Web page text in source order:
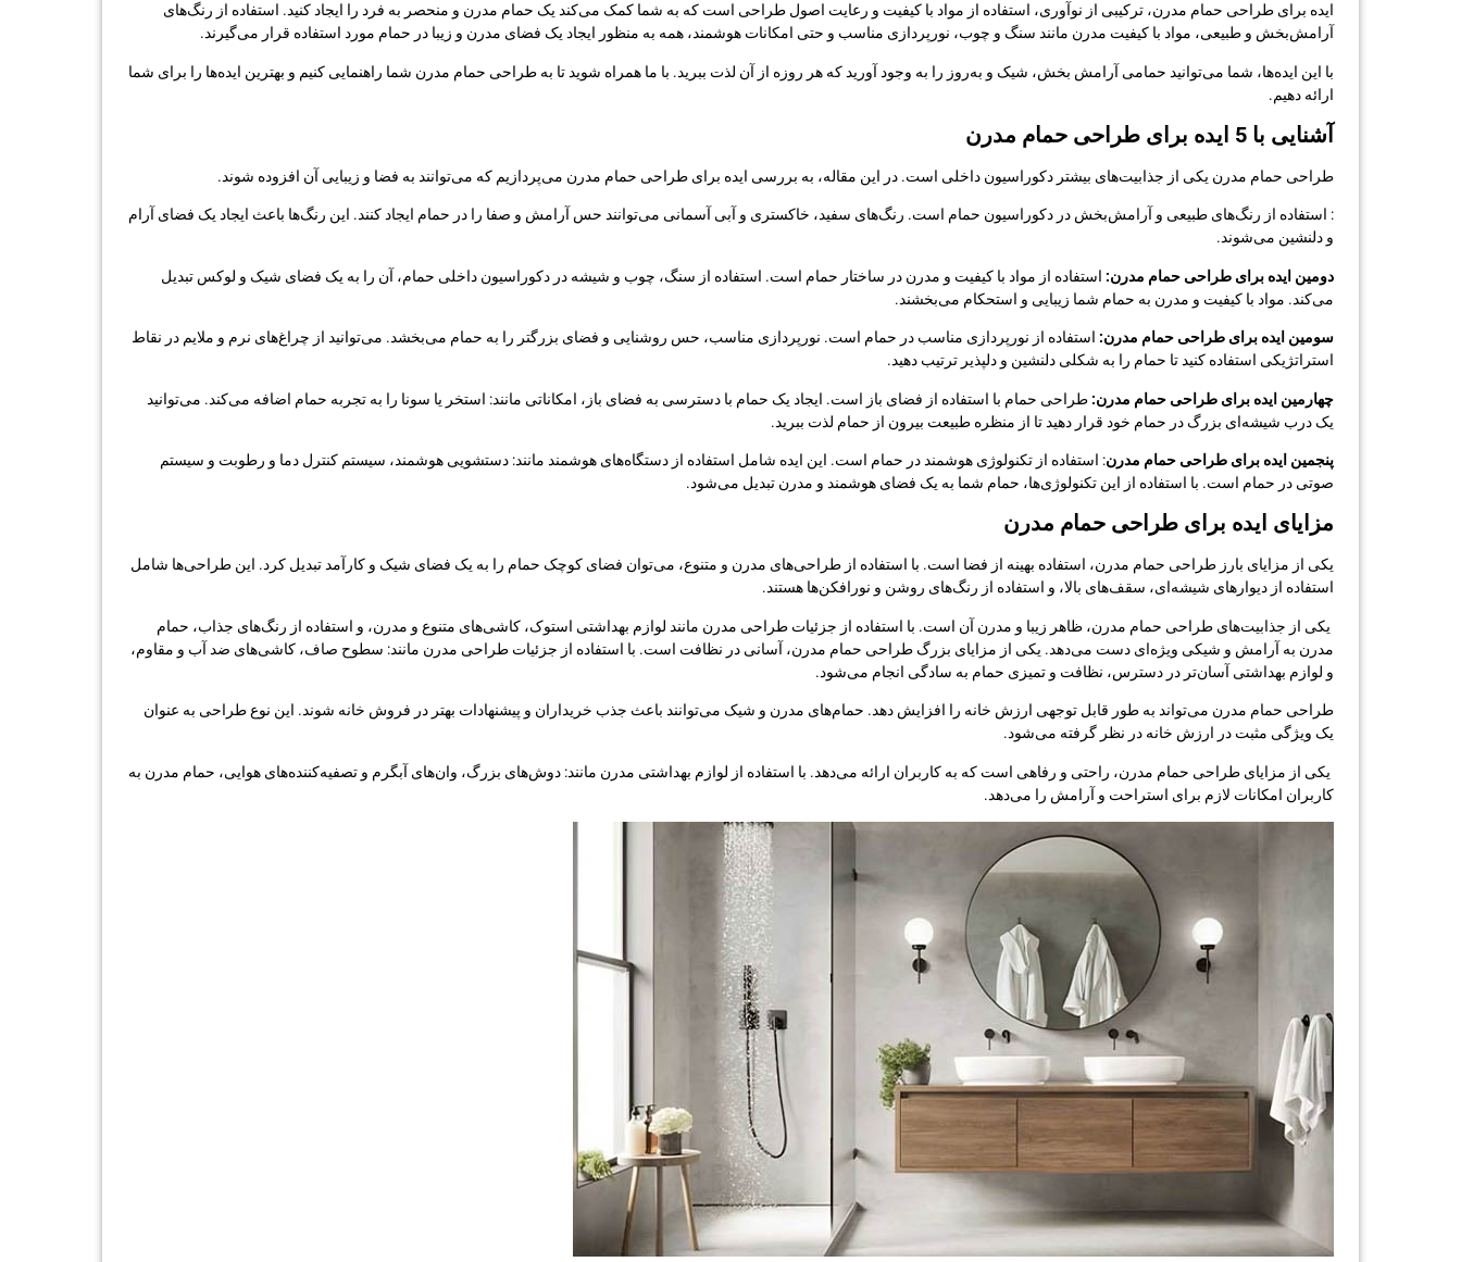
ایده برای طراحی حمام مدرن، ترکیبی از نوآوری، استفاده از مواد با کیفیت و رعایت اصول طراحی است که به شما کمک می‌کند یک حمام مدرن و منحصر به فرد را ایجاد کنید. استفاده از رنگ‌های
آرامش‌بخش و طبیعی، مواد با کیفیت مدرن مانند سنگ و چوب، نورپردازی مناسب و حتی امکانات هوشمند، همه به منظور ایجاد یک فضای مدرن و زیبا در حمام مورد استفاده قرار می‌گیرند.
با این ایده‌ها، شما می‌توانید حمامی آرامش‌ بخش، شیک و به‌روز را به وجود آورید که هر روزه از آن لذت ببرید. با ما همراه شوید تا به طراحی حمام مدرن شما راهنمایی کنیم و بهترین ایده‌ها را برای شما
ارائه دهیم.
آشنایی با 5 ایده برای طراحی حمام مدرن
طراحی حمام مدرن یکی از جذابیت‌های بیشتر دکوراسیون داخلی است. در این مقاله، به بررسی ایده برای طراحی حمام مدرن می‌پردازیم که می‌توانند به فضا و زیبایی آن افزوده شوند.
: استفاده از رنگ‌های طبیعی و آرامش‌بخش در دکوراسیون حمام است. رنگ‌های سفید، خاکستری و آبی آسمانی می‌توانند حس آرامش و صفا را در حمام ایجاد کنند. این رنگ‌ها باعث ایجاد یک فضای آرام
و دلنشین می‌شوند.
دومین ایده برای طراحی حمام مدرن: استفاده از مواد با کیفیت و مدرن در ساختار حمام است. استفاده از سنگ، چوب و شیشه در دکوراسیون داخلی حمام، آن را به یک فضای شیک و لوکس تبدیل
می‌کند. مواد با کیفیت و مدرن به حمام شما زیبایی و استحکام می‌بخشند.
سومین ایده برای طراحی حمام مدرن: استفاده از نورپردازی مناسب در حمام است. نورپردازی مناسب، حس روشنایی و فضای بزرگتر را به حمام می‌بخشد. می‌توانید از چراغ‌های نرم و ملایم در نقاط
استراتژیکی استفاده کنید تا حمام را به شکلی دلنشین و دلپذیر ترتیب دهید.
چهارمین ایده برای طراحی حمام مدرن: طراحی حمام با استفاده از فضای باز است. ایجاد یک حمام با دسترسی به فضای باز، امکاناتی مانند: استخر یا سونا را به تجربه حمام اضافه می‌کند. می‌توانید
یک درب شیشه‌ای بزرگ در حمام خود قرار دهید تا از منظره طبیعت بیرون از حمام لذت ببرید.
پنجمین ایده برای طراحی حمام مدرن: استفاده از تکنولوژی هوشمند در حمام است. این ایده شامل استفاده از دستگاه‌های هوشمند مانند: دستشویی هوشمند، سیستم کنترل دما و رطوبت و سیستم
صوتی در حمام است. با استفاده از این تکنولوژی‌ها، حمام شما به یک فضای هوشمند و مدرن تبدیل می‌شود.
مزایای ایده برای طراحی حمام مدرن
یکی از مزایای بارز طراحی حمام مدرن، استفاده بهینه از فضا است. با استفاده از طراحی‌های مدرن و متنوع، می‌توان فضای کوچک حمام را به یک فضای شیک و کارآمد تبدیل کرد. این طراحی‌ها شامل
استفاده از دیوارهای شیشه‌ای، سقف‌های بالا، و استفاده از رنگ‌های روشن و نورافکن‌ها هستند.
یکی از جذابیت‌های طراحی حمام مدرن، ظاهر زیبا و مدرن آن است. با استفاده از جزئیات طراحی مدرن مانند لوازم بهداشتی استوک، کاشی‌های متنوع و مدرن، و استفاده از رنگ‌های جذاب، حمام
مدرن به آرامش و شیکی ویژه‌ای دست می‌دهد. یکی از مزایای بزرگ طراحی حمام مدرن، آسانی در نظافت است. با استفاده از جزئیات طراحی مدرن مانند: سطوح صاف، کاشی‌های ضد آب و مقاوم،
و لوازم بهداشتی آسان‌تر در دسترس، نظافت و تمیزی حمام به سادگی انجام می‌شود.
طراحی حمام مدرن می‌تواند به طور قابل توجهی ارزش خانه را افزایش دهد. حمام‌های مدرن و شیک می‌توانند باعث جذب خریداران و پیشنهادات بهتر در فروش خانه شوند. این نوع طراحی به عنوان
یک ویژگی مثبت در ارزش خانه در نظر گرفته می‌شود.
یکی از مزایای طراحی حمام مدرن، راحتی و رفاهی است که به کاربران ارائه می‌دهد. با استفاده از لوازم بهداشتی مدرن مانند: دوش‌های بزرگ، وان‌های آبگرم و تصفیه‌کننده‌های هوایی، حمام مدرن به
کاربران امکانات لازم برای استراحت و آرامش را می‌دهد.